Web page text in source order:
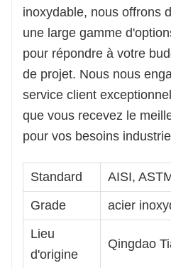
inoxydable, nous offrons
une large gamme
pour répondre à votre
de projet. Nous nous
service client
que vous recevez le
pour vos besoins
Standard
AISI,
Grade
acier
Lieu
d'origine
Qingdao